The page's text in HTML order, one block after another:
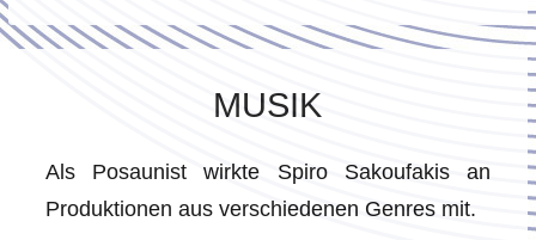
MUSIK
Als Posaunist wirkte Spiro Sakoufakis an
Produktionen aus verschiedenen Genres mit.